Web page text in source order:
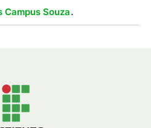
Campus Souza.